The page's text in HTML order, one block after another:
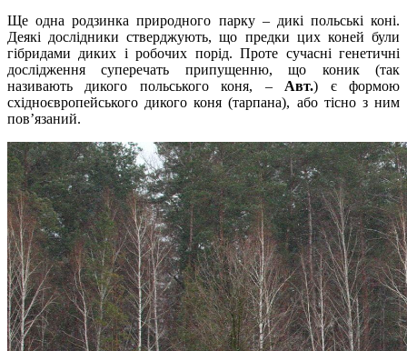
Ще одна родзинка природного парку – дикі польські коні.
Деякі дослідники стверджують, що предки цих коней були
гібридами диких і робочих порід. Проте сучасні генетичні
дослідження суперечать припущенню, що коник (так
називають дикого польського коня, –Авт.) є формою
східноєвропейського дикого коня (тарпана), або тісно з ним
пов’язаний.